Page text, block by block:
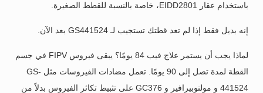
باستخدام عقار EIDD2801، خاصة بالنسبة للقطط الصغيرة.
إنه بديل فقط إذا لم تعد قطتك تستجيب لـ GS441524 بعد الآن.
لماذا يجب أن يستمر علاج فيب 84 يومًا؟ يبقى فيروس FIPV في جسم
القطة لمدة تصل إلى 90 يومًا. تعمل مضادات الفيروسات مثل GS-
441524 و مولنوبيرافير و GC376 على تثبيط تكاثر الفيروس بدلاً من